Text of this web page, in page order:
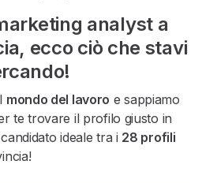
analyst a
ecco ciò che stavi
mondo del lavoro e sappiamo
te trovare il profilo giusto in
ideale tra i 28 profili